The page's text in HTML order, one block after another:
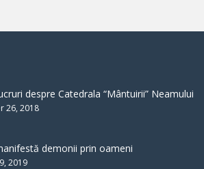
despre Catedrala “Mântuirii” Neamului
26, 2018
demonii prin oameni
2019